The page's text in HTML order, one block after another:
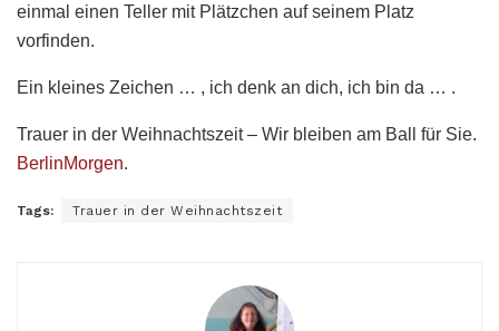
einmal einen Teller mit Plätzchen auf seinem Platz
vorfinden.
Ein kleines Zeichen … , ich denk an dich, ich bin da … .
Trauer in der Weihnachtszeit – Wir bleiben am Ball für Sie.
BerlinMorgen.
Tags: Trauer in der Weihnachtszeit